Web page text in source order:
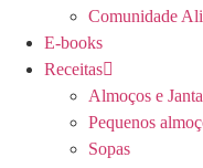
Comunidade
E-books
Receitas
Almoços e
Pequenos
Sopas